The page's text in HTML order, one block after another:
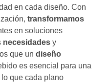
en cada diseño. Con
transformamos
en soluciones
necesidades y
que un diseño
es esencial para una
que cada plano